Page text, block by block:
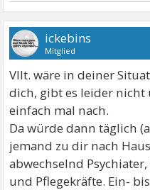
ickebins
Mitglied
Vllt. wäre in deiner
dich, gibt es leider nicht
einfach mal nach.
Da würde dann täglich
jemand zu dir nach
abwechselnd
und Pflegekräfte. Ein-